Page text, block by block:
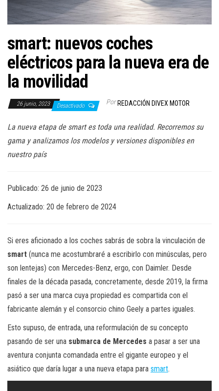
smart: nuevos coches
eléctricos para la nueva era de
la movilidad
26 junio, 2023 Desactivado Por REDACCIÓN DIVEX MOTOR
La nueva etapa de smart es toda una realidad. Recorremos su
gama y analizamos los modelos y versiones disponibles en
nuestro país
Publicado: 26 de junio de 2023
Actualizado: 20 de febrero de 2024
Si eres aficionado a los coches sabrás de sobra la vinculación de
smart (nunca me acostumbraré a escribirlo con minúsculas, pero
son lentejas) con Mercedes-Benz, ergo, con Daimler. Desde
finales de la década pasada, concretamente, desde 2019, la firma
pasó a ser una marca cuya propiedad es compartida con el
fabricante alemán y el consorcio chino Geely a partes iguales.
Esto supuso, de entrada, una reformulación de su concepto
pasando de ser una submarca de Mercedes a pasar a ser una
aventura conjunta comandada entre el gigante europeo y el
asiático que daría lugar a una nueva etapa para smart.